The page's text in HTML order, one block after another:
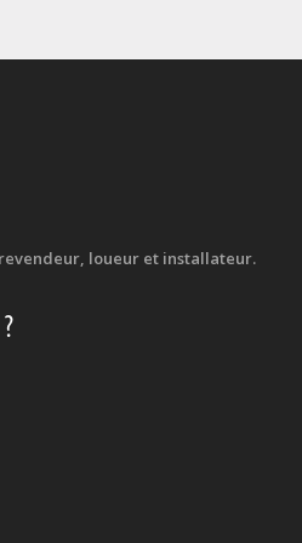
revendeur, loueur et installateur.